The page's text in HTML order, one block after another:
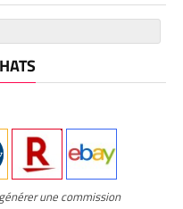
une commission